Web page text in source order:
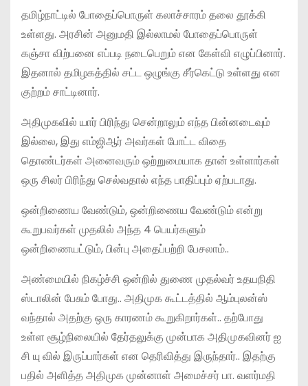
தமிழ்நாட்டில் போதைப்பொருள் கலாச்சாரம் தலை தூக்கி
உள்ளது. அரசின் அனுமதி இல்லாமல் போதைப்பொருள்
கஞ்சா விற்பனை எப்படி நடைபெறும் என கேள்வி எழுப்பினார்.
இதனால் தமிழகத்தில் சட்ட ஒழுங்கு சீர்கெட்டு உள்ளது என
குற்றம் சாட்டினார்.
அதிமுகவில் யார் பிரிந்து சென்றாலும் எந்த பின்னடைவும்
இல்லை, இது எம்ஜிஆர் அவர்கள் போட்ட விதை
தொண்டர்கள் அனைவரும் ஒற்றுமையாக தான் உள்ளார்கள்
ஒரு சிலர் பிரிந்து செல்வதால் எந்த பாதிப்பும் ஏற்படாது.
ஒன்றிணைய வேண்டும், ஒன்றிணைய வேண்டும் என்று
கூறுபவர்கள் முதலில் அந்த 4 பெயர்களும்
ஒன்றிணையட்டும், பின்பு அதைப்பற்றி பேசலாம்..
அண்மையில் நிகழ்ச்சி ஒன்றில் துணை முதல்வர் உதயநிதி
ஸ்டாலின் பேசும் போது.. அதிமுக கூட்டத்தில் ஆம்புலன்ஸ்
வந்தால் அதற்கு ஒரு காரணம் கூறுகிறார்கள்.. தற்போது
உள்ள சூழ்நிலையில் தேர்தலுக்கு முன்பாக அதிமுகவினர் ஐ
சி யு வில் இருப்பார்கள் என தெரிவித்து இருந்தார்.. இதற்கு
பதில் அளித்த அதிமுக முன்னாள் அமைச்சர் பா. வளர்மதி